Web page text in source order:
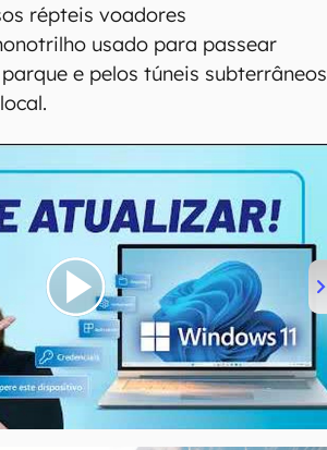
répteis voadores
usado para passear
e pelos túneis subterrâneos